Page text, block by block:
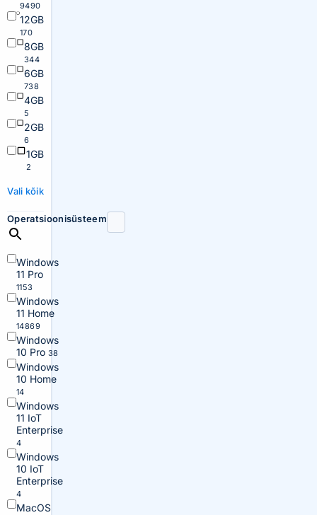
9490
12GB
170
8GB
344
6GB
738
4GB
5
2GB
6
1GB
2
Vali kõik
Operatsioonisüsteem
Windows
11 Pro
1153
Windows
11 Home
14869
Windows
10 Pro 38
Windows
10 Home
14
Windows
11 IoT
Enterprise
4
Windows
10 IoT
Enterprise
4
MacOS